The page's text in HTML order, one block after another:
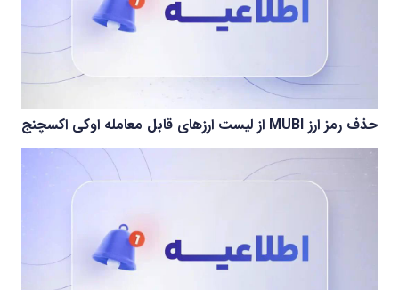
حذف رمز ارز MUBI از لیست ارزهای قابل معامله اوکی اکسچنج